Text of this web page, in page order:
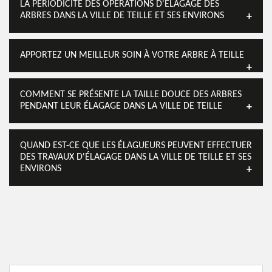
LA PÉRIODICITÉ DES OPÉRATIONS D'ÉLAGAGE DES
ARBRES DANS LA VILLE DE TEILLE ET SES ENVIRONS
APPORTEZ UN MEILLEUR SOIN À VOTRE ARBRE À TEILLE
COMMENT SE PRÉSENTE LA TAILLE DOUCE DES ARBRES
PENDANT LEUR ÉLAGAGE DANS LA VILLE DE TEILLE
QUAND EST-CE QUE LES ÉLAGUEURS PEUVENT EFFECTUER
DES TRAVAUX D'ÉLAGAGE DANS LA VILLE DE TEILLE ET SES
ENVIRONS